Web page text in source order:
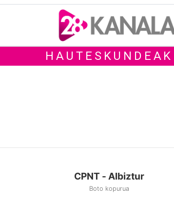
HAUTESKUNDEAK
CPNT - Albiztur
Boto kopurua